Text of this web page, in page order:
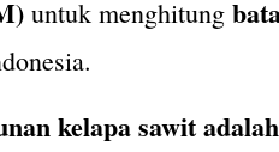
untuk menghitung
kelapa sawit